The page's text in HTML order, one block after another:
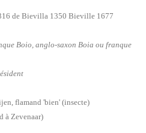
de Bievilla 1350 Bieville 1677
Boio, anglo-saxon Boia ou franque
flamand 'bien' (insecte)
à Zevenaar)